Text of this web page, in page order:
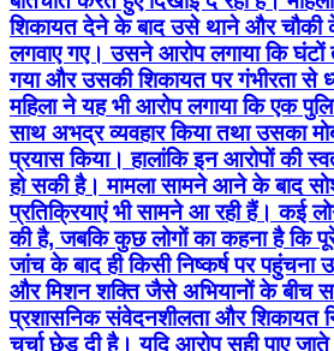
प्रयास किया। हालांकि इन आरोपों की
हो सकी है। मामला सामने आने के बाद
प्रतिक्रियाएं भी सामने आ रही हैं। कई
की है, जबकि कुछ लोगों का कहना है कि
जांच के बाद ही किसी निष्कर्ष पर पहुंचना
और मिशन शक्ति जैसे अभियानों के बीच
प्रशासनिक संवेदनशीलता और शिकायत
चर्चा छेड़ दी है। यदि आरोप सही पाए जाते
सुरक्षा संबंधी व्यवस्थाओं के लिए गंभीर
है। फिलहाल यह मामला आरोप और
विषय बना हुआ है। प्रशासनिक और
बाद ही पूरे घटनाक्रम की वास्तविक
सुरक्षा और शिकायतों के त्वरित